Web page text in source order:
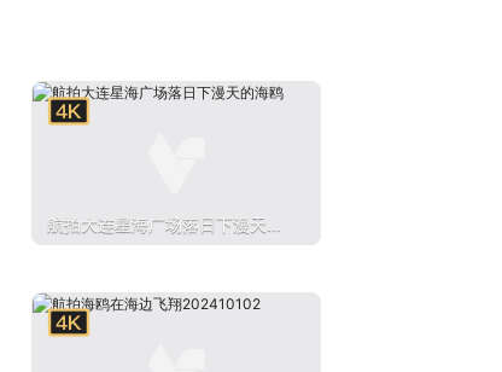
航拍大连星海广场落日下漫天的